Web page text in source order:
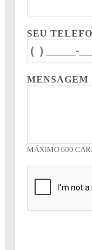
SEU
MENSAGEM
MÁXIMO 600